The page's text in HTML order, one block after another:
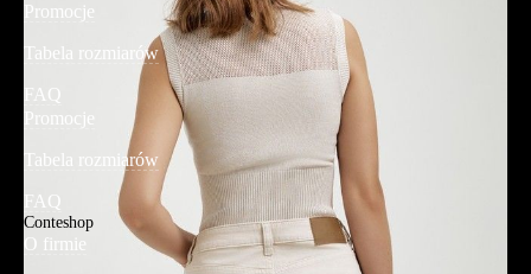
Promocje
Tabela rozmiarów
FAQ
Promocje
Tabela rozmiarów
FAQ
Conteshop
O firmie